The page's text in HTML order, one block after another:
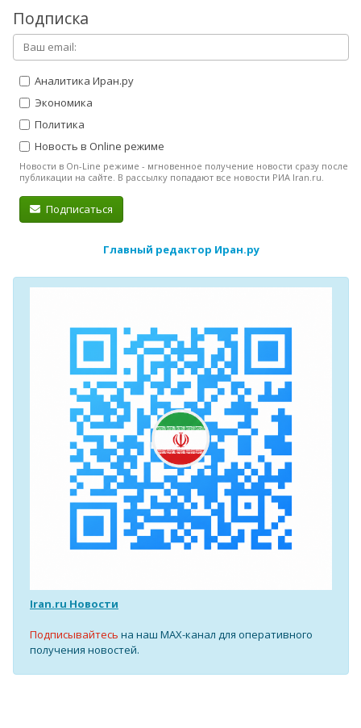
Подписка
Аналитика Иран.ру
Экономика
Политика
Новость в Online режиме
Новости в On-Line режиме - мгновенное получение новости сразу после
публикации на сайте. В рассылку попадают все новости РИА Iran.ru.
Подписаться
Главный редактор Иран.ру
Iran.ru Новости
Подписывайтесь на наш MAX-канал для оперативного
получения новостей.